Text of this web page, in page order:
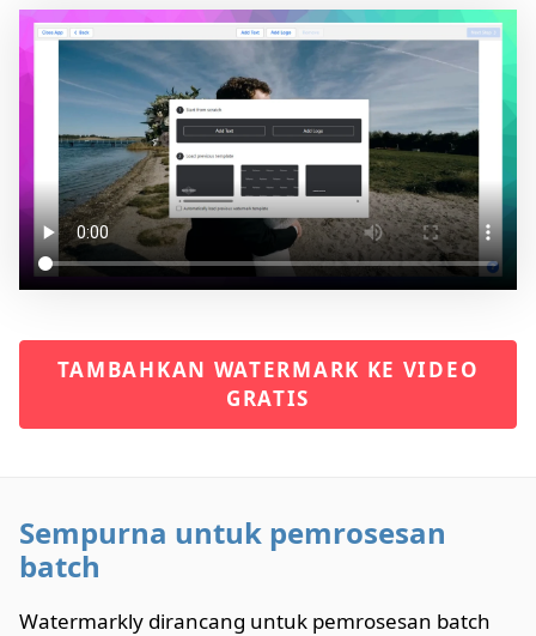
TAMBAHKAN WATERMARK KE VIDEO
GRATIS
Sempurna untuk pemrosesan
batch
Watermarkly dirancang untuk pemrosesan batch